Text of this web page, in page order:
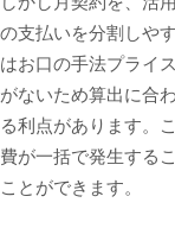
の支払いを分割しや
はお口の手法プライ
がないため算出に合
る利点があります。
費が一括で発生する
ことができます。